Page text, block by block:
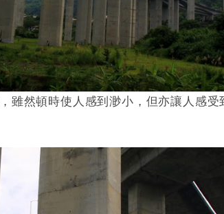
雖然頓時使人感到渺小，但亦讓人感受